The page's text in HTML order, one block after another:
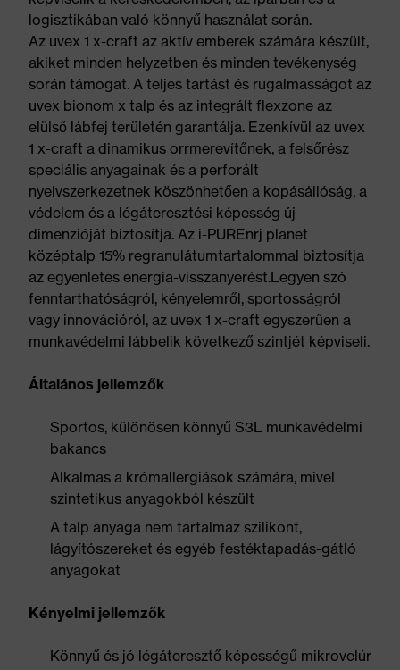
logisztikában való könnyű használat során.
Az uvex 1 x-craft az aktív emberek számára készült,
akiket minden helyzetben és minden tevékenység
során támogat. A teljes tartást és rugalmasságot az
uvex bionom x talp és az integrált flexzone az
elülső lábfej területén garantálja. Ezenkívül az uvex
1 x-craft a dinamikus orrmerevítőnek, a felsőrész
speciális anyagainak és a perforált
nyelvszerkezetnek köszönhetően a kopásállóság, a
védelem és a légáteresztési képesség új
dimenzióját biztosítja. Az i-PUREnrj planet
középtalp 15% regranulátumtartalommal biztosítja
az egyenletes energia-visszanyerést.Legyen szó
fenntarthatóságról, kényelemről, sportosságról
vagy innovációról, az uvex 1 x-craft egyszerűen a
munkavédelmi lábbelik következő szintjét képviseli.
Általános jellemzők
Sportos, különösen könnyű S3L munkavédelmi
bakancs
Alkalmas a krómallergiások számára, mivel
szintetikus anyagokból készült
A talp anyaga nem tartalmaz szilikont,
lágyítószereket és egyéb festéktapadás-gátló
anyagokat
Kényelmi jellemzők
Könnyű és jó légáteresztő képességű mikrovelúr